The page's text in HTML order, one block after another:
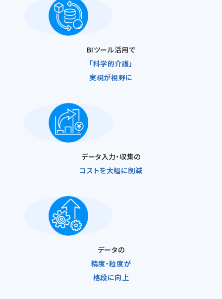
BIツール活用で
「科学的介護」
実現が視野に
データ入力・収集の
コストを大幅に削減
データの
精度・粒度が
格段に向上